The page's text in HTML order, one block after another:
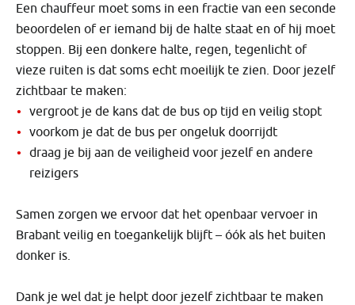
Een chauffeur moet soms in een fractie van een seconde
beoordelen of er iemand bij de halte staat en of hij moet
stoppen. Bij een donkere halte, regen, tegenlicht of
vieze ruiten is dat soms echt moeilijk te zien. Door jezelf
zichtbaar te maken:
vergroot je de kans dat de bus op tijd en veilig stopt
voorkom je dat de bus per ongeluk doorrijdt
draag je bij aan de veiligheid voor jezelf en andere
reizigers
Samen zorgen we ervoor dat het openbaar vervoer in
Brabant veilig en toegankelijk blijft – óók als het buiten
donker is.
Dank je wel dat je helpt door jezelf zichtbaar te maken